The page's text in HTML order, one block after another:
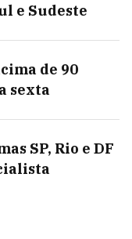
e Sudeste
de 90
sexta
SP, Rio e DF